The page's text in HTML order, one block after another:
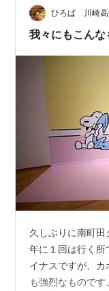
ひろば 川崎高
我々にもこん
久しぶりに南町
年に１回は行く所
イナスですが、
も強烈なもので